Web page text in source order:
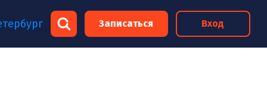
Записаться Вход
×